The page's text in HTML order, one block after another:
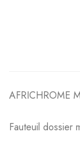
AFRICHROME
Fauteuil dossier